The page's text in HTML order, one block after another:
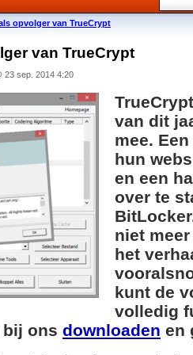
opvolger van TrueCrypt
van TrueCrypt
23 sep. 2014 4:20
van dit
mee.
hun
en een
over te
niet
het
kunt de
volledig
bij ons downloaden en